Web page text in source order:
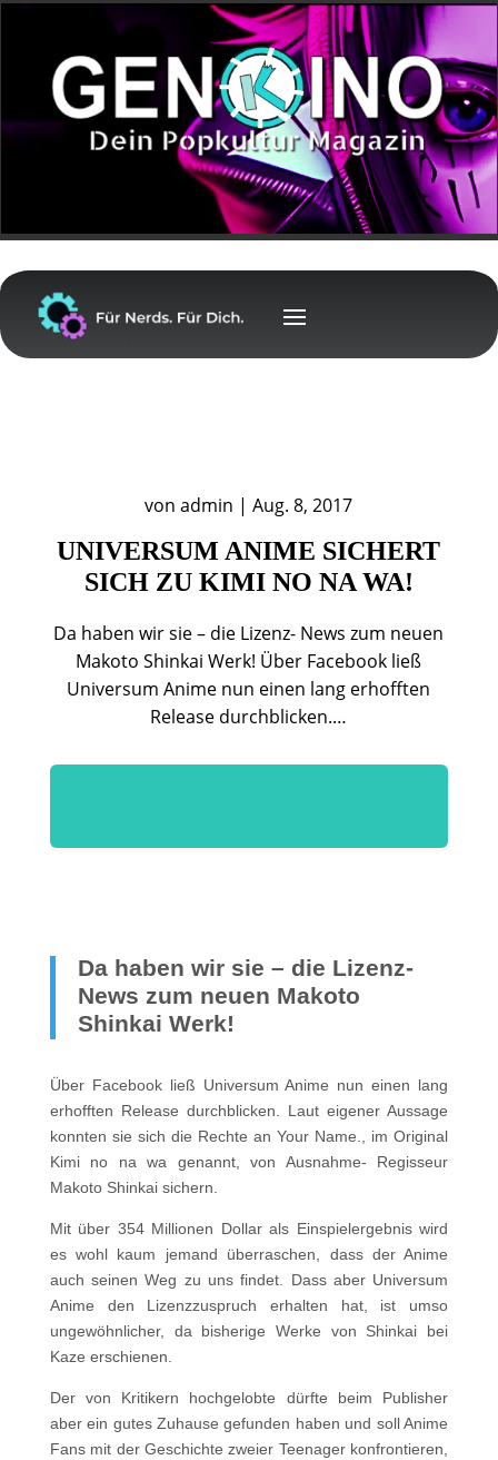
vonadmin |Aug. 8, 2017
UNIVERSUM ANIME SICHERT
SICH ZU KIMI NO NA WA!
Da haben wir sie – die Lizenz- News zum neuen
Makoto Shinkai Werk! Über Facebook ließ
Universum Anime nun einen lang erhofften
Release durchblicken.…
Da haben wir sie – die Lizenz-
News zum neuen Makoto
Shinkai Werk!
Über Facebook ließ Universum Anime nun einen lang
erhofften Release durchblicken. Laut eigener Aussage
konnten sie sich die Rechte an Your Name., im Original
Kimi no na wa genannt, von Ausnahme- Regisseur
Makoto Shinkai sichern.
Mit über 354 Millionen Dollar als Einspielergebnis wird
es wohl kaum jemand überraschen, dass der Anime
auch seinen Weg zu uns findet. Dass aber Universum
Anime den Lizenzzuspruch erhalten hat, ist umso
ungewöhnlicher, da bisherige Werke von Shinkai bei
Kaze erschienen.
Der von Kritikern hochgelobte dürfte beim Publisher
aber ein gutes Zuhause gefunden haben und soll Anime
Fans mit der Geschichte zweier Teenager konfrontieren,